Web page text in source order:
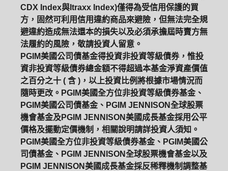
CDX Index與Itraxx Index)僅得為受信用保護的買
方，固然可利用信用違約商品來避險，但無法完全規
避違約造成無法還本的損失以及必須承擔屆時賣方無
法履約的風險，敬請投資人留意。
PGIM美國公司債基金得投資非投資等級債券，惟投
資非投資等級債券總金額不得超過本基金淨資產價值
之百分之十 ( 含 )，以上投資比例將根據市場情況而
隨時更改。PGIM美國全方位非投資等級債券基金、
PGIM美國公司債基金、PGIM JENNISON全球股票
機會基金及PGIM JENNISON美國成長基金採用公平
價格及擺動定價機制，相關說明請詳投資人須知。
PGIM美國全方位非投資等級債券基金、PGIM美國公
司債基金、PGIM JENNISON全球股票機會基金以及
PGIM JENNISON美國成長基金採反稀釋機制調整基